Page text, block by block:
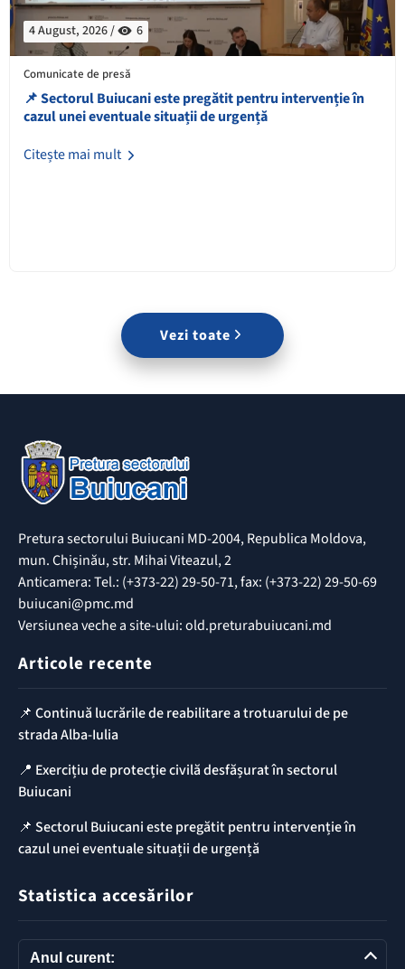
4 August, 2026 / 6
Comunicate de presă
📌 Sectorul Buiucani este pregătit pentru intervenție în
cazul unei eventuale situații de urgență
Citește mai mult
Vezi toate
Pretura sectorului Buiucani MD-2004, Republica Moldova,
mun. Chișinău, str. Mihai Viteazul, 2
Anticamera: Tel.: (+373-22) 29-50-71, fax: (+373-22) 29-50-69
buiucani@pmc.md
Versiunea veche a site-ului: old.preturabuiucani.md
Articole recente
📌 Continuă lucrările de reabilitare a trotuarului de pe
strada Alba-Iulia
📍 Exercițiu de protecție civilă desfășurat în sectorul
Buiucani
📌 Sectorul Buiucani este pregătit pentru intervenție în
cazul unei eventuale situații de urgență
Statistica accesărilor
Anul curent: